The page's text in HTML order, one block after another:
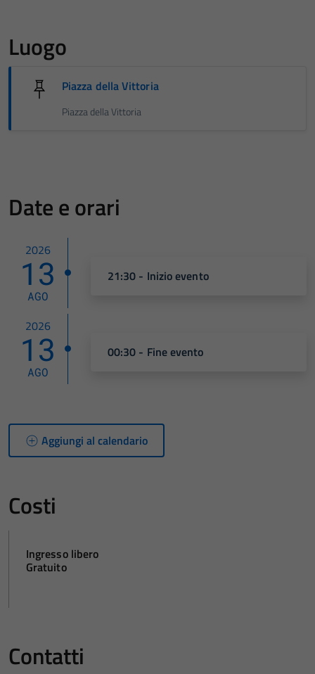
Luogo
Piazza della Vittoria
Piazza della Vittoria
Date e orari
2026
13
AGO
21:30 - Inizio evento
2026
13
AGO
00:30 - Fine evento
Aggiungi al calendario
Costi
Ingresso libero
Gratuito
Contatti